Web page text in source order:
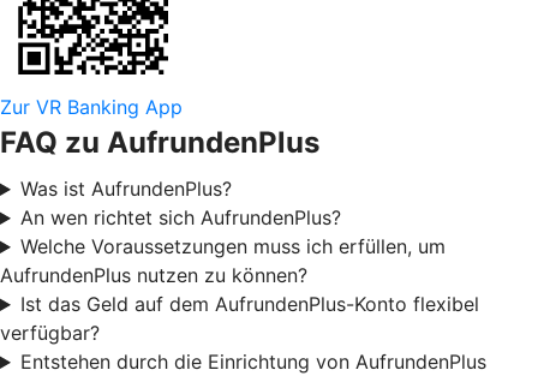
Zur VR Banking App
FAQ zu AufrundenPlus
Was ist AufrundenPlus?
An wen richtet sich AufrundenPlus?
Welche Voraussetzungen muss ich erfüllen, um
AufrundenPlus nutzen zu können?
Ist das Geld auf dem AufrundenPlus-Konto flexibel
verfügbar?
Entstehen durch die Einrichtung von AufrundenPlus